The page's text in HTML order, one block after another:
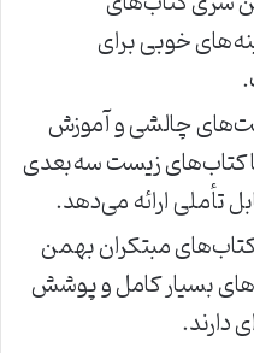
خوبی برای
چالشی و آموزش
کتاب‌های زیست سه‌بعدی
تأملی ارائه می‌دهد.
مبتکران بهمن
بسیار کامل و پوشش
دارند.